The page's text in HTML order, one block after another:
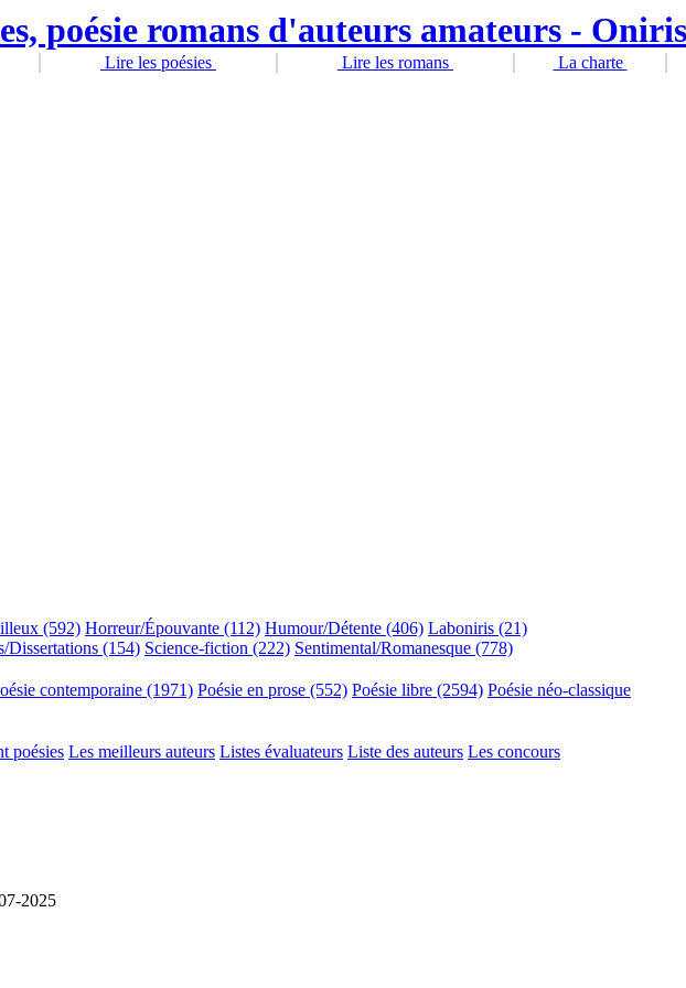
Lire les poésies Lire les romans La charte
(592) Horreur/Épouvante (112) Humour/Détente (406) Laboniris (21)
Dissertations (154) Science-fiction (222) Sentimental/Romanesque (778)
contemporaine (1971) Poésie en prose (552) Poésie libre (2594) Poésie néo-classique
poésies Les meilleurs auteurs Listes évaluateurs Liste des auteurs Les concours
2025